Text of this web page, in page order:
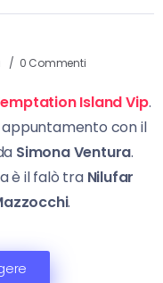
0 Commenti
Island Vip.
con il
Simona Ventura.
è il falò tra Nilufar
.